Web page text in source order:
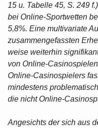
15 u. Tabelle 45, S. 249
bei Online-Sportwetten
5,8%. Eine multivariate
zusammengefassten
weise weiterhin
von Online-
Online-Casinospielers
mindestens
die nicht Online-
Angesichts der sich aus